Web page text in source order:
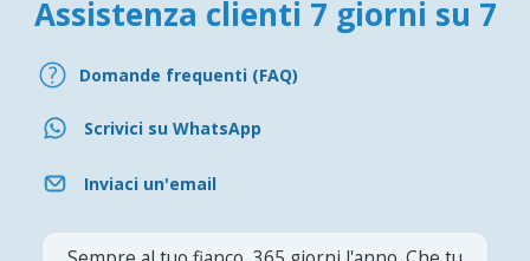
Assistenza clienti 7 giorni su 7
Domande frequenti (FAQ)
Scrivici su WhatsApp
Inviaci un'email